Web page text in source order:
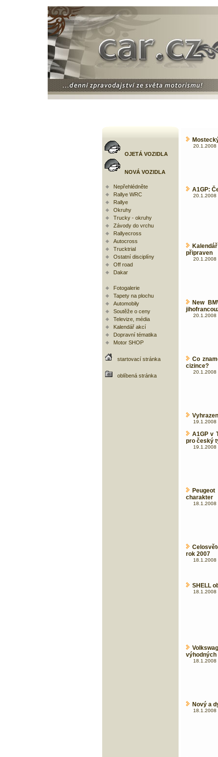
OJETÁ VOZIDLA
NOVÁ VOZIDLA
Nepřehlédněte
Rallye WRC
Rallye
Okruhy
Trucky - okruhy
Závody do vrchu
Rallyecross
Autocross
Trucktrial
Ostatní disciplíny
Off road
Dakar
Fotogalerie
Tapety na plochu
Automobily
Soutěže o ceny
Televize, média
Kalendář akcí
Dopravní tématika
Motor SHOP
startovací stránka
oblíbená stránka
20.1.2008
A1GP:
20.1.2008
připraven
20.1.2008
New
20.1.2008
Co
cizince?
20.1.2008
19.1.2008
A1GP v
pro český
19.1.2008
charakter
18.1.2008
rok 2007
18.1.2008
SHELL
18.1.2008
výhodných
18.1.2008
Nový a
18.1.2008